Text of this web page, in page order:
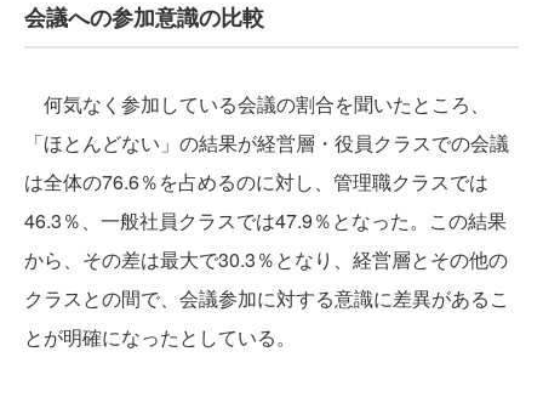
会議への参加意識の比較
何気なく参加している会議の割合を聞いたところ、
「ほとんどない」の結果が経営層・役員クラスでの会議
は全体の76.6％を占めるのに対し、管理職クラスでは
46.3％、一般社員クラスでは47.9％となった。この結果
から、その差は最大で30.3％となり、経営層とその他の
クラスとの間で、会議参加に対する意識に差異があるこ
とが明確になったとしている。